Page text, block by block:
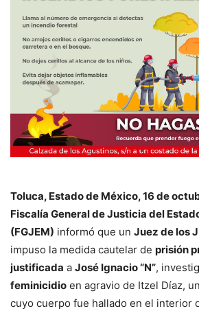
Toluca, Estado de México, 16 de
Fiscalía General de Justicia del
(FGJEM) informó que un Juez de los
impuso la medida cautelar de prisión
justificada a José Ignacio “N”,
feminicidio en agravio de Itzel Díaz,
cuyo cuerpo fue hallado en el interior